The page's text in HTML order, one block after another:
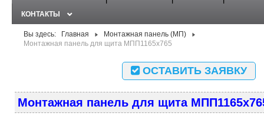
КОНТАКТЫ
Вы здесь: Главная
Монтажная панель (МП)
Монтажная панель для щита МПП1165x765
ОСТАВИТЬ ЗАЯВКУ
Монтажная панель для щита